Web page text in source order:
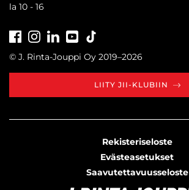
la 10 - 16
FacebookInstagramLinkedInYoutube
© J. Rinta-Jouppi Oy 2019–2026
LIITY JII-KLUBIIN
Rekisteriseloste
Evästeasetukset
Saavutettavuusseloste